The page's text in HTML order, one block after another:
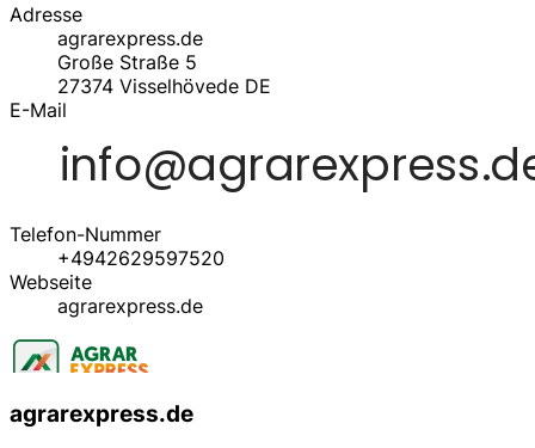
Adresse
agrarexpress.de
Große Straße 5
27374 Visselhövede DE
E-Mail
Telefon-Nummer
+4942629597520
Webseite
agrarexpress.de
agrarexpress.de